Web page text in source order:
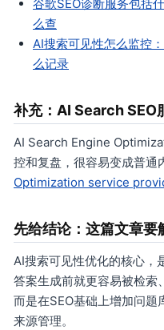
谷歌SEO诊断服务包括
么查
AI搜索可见性怎么监控
么记录
补充：AI Search
AI Search Engine
控和复盘，很容易变成普通
Optimization service
先给结论：这篇文章要
AI搜索可见性优化的核心，
答案生成前就更容易被检索
而是在SEO基础上增加问题
来源管理。